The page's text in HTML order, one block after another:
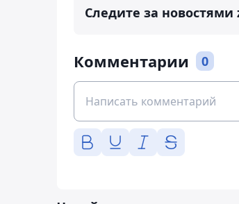
Следите за новостями
Комментарии 0